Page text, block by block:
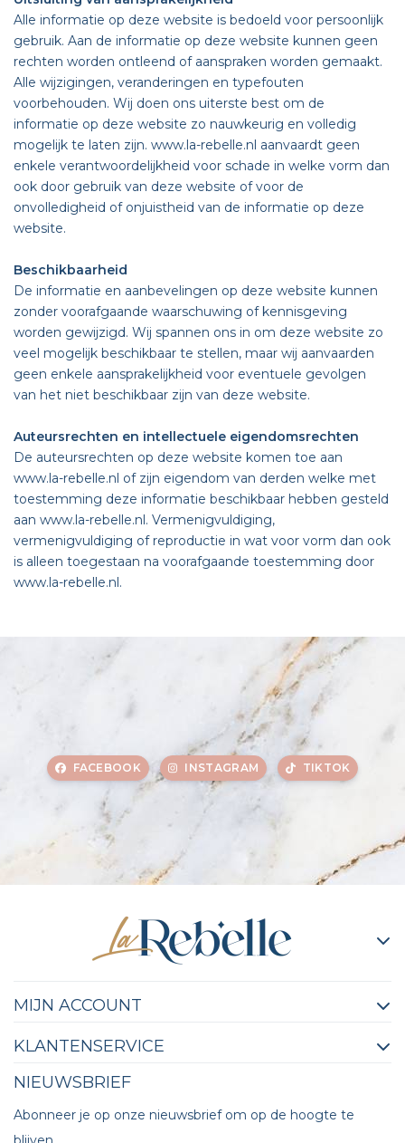
Alle informatie op deze website is bedoeld voor persoonlijk
gebruik. Aan de informatie op deze website kunnen geen
rechten worden ontleend of aanspraken worden gemaakt.
Alle wijzigingen, veranderingen en typefouten
voorbehouden. Wij doen ons uiterste best om de
informatie op deze website zo nauwkeurig en volledig
mogelijk te laten zijn. www.la-rebelle.nl aanvaardt geen
enkele verantwoordelijkheid voor schade in welke vorm dan
ook door gebruik van deze website of voor de
onvolledigheid of onjuistheid van de informatie op deze
website.
Beschikbaarheid
De informatie en aanbevelingen op deze website kunnen
zonder voorafgaande waarschuwing of kennisgeving
worden gewijzigd. Wij spannen ons in om deze website zo
veel mogelijk beschikbaar te stellen, maar wij aanvaarden
geen enkele aansprakelijkheid voor eventuele gevolgen
van het niet beschikbaar zijn van deze website.
Auteursrechten en intellectuele eigendomsrechten
De auteursrechten op deze website komen toe aan
www.la-rebelle.nl of zijn eigendom van derden welke met
toestemming deze informatie beschikbaar hebben gesteld
aan www.la-rebelle.nl. Vermenigvuldiging,
vermenigvuldiging of reproductie in wat voor vorm dan ook
is alleen toegestaan na voorafgaande toestemming door
www.la-rebelle.nl.
FACEBOOK INSTAGRAM TIKTOK
MIJN ACCOUNT
KLANTENSERVICE
NIEUWSBRIEF
Abonneer je op onze nieuwsbrief om op de hoogte te